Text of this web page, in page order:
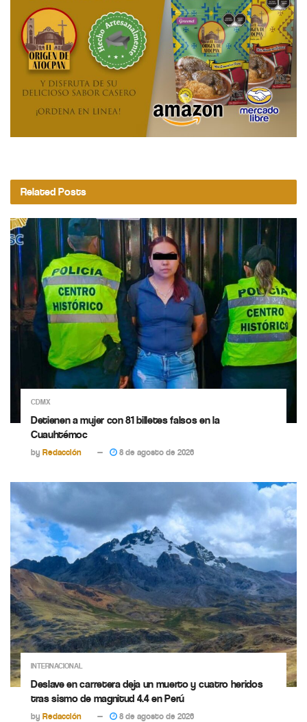
Related Posts
CDMX
Detienen a mujer con 81 billetes falsos en la
Cuauhtémoc
by Redacción 8 de agosto de 2026
INTERNACIONAL
Deslave en carretera deja un muerto y cuatro heridos
tras sismo de magnitud 4.4 en Perú
by Redacción 8 de agosto de 2026